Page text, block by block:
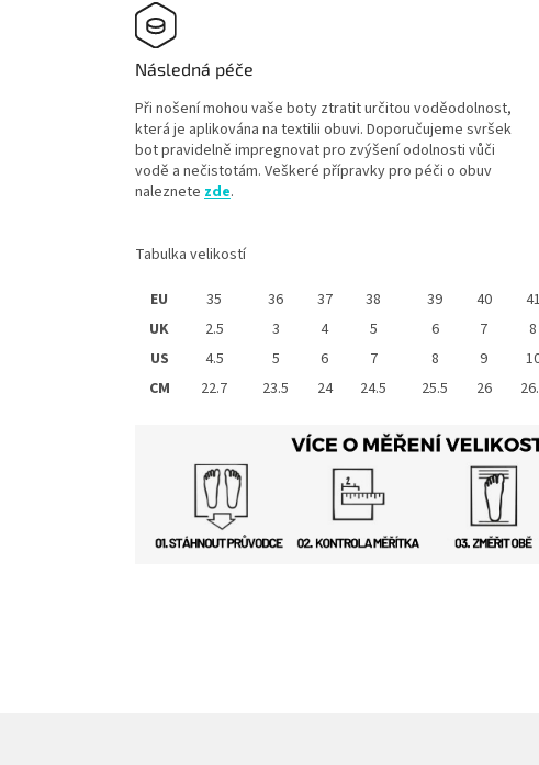
Následná péče
Při nošení mohou vaše boty ztratit určitou voděodolnost,
která je aplikována na textilii obuvi. Doporučujeme svršek
bot pravidelně impregnovat pro zvýšení odolnosti vůči
vodě a nečistotám. Veškeré přípravky pro péči o obuv
naleznete zde.
Tabulka velikostí
EU 35 36 37 38 39 40 41
UK
2.5 3 4 5 6 7 8
US
4.5 5 6 7 8 9
CM
22.7 23.5 24 24.5 25.5 26